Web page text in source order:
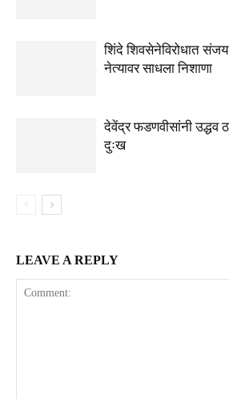
शिंदे शिवसेनेविरोधात
नेत्यावर साधला निशाणा
देवेंद्र फडणवीसांनी उद्धव
दुःख
LEAVE A REPLY